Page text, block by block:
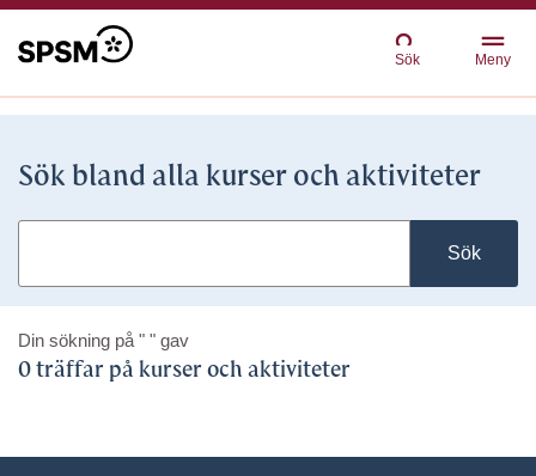
Sök Meny
Sök bland alla kurser och aktiviteter
Sök
Din sökning på " " gav
0 träffar på kurser och aktiviteter